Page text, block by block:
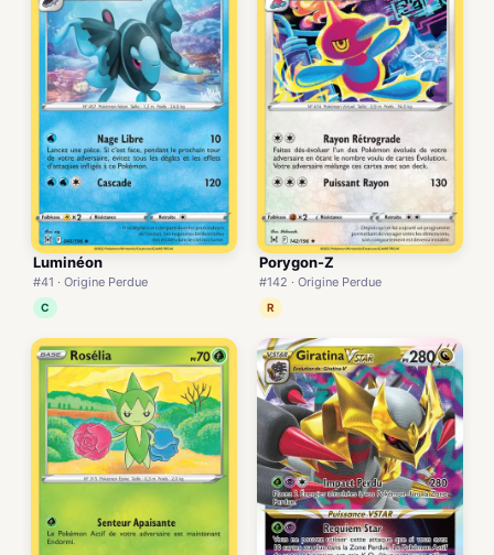
Luminéon
#41 · Origine Perdue
C
Porygon-Z
#142 · Origine Perdue
R